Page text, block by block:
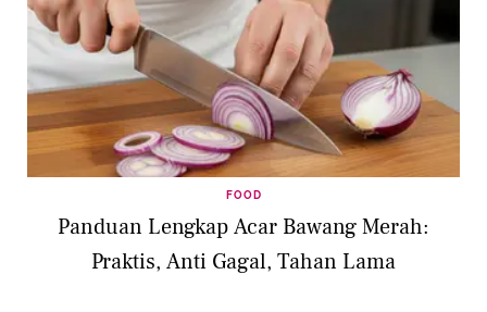
FOOD
Panduan Lengkap Acar Bawang Merah:
Praktis, Anti Gagal, Tahan Lama